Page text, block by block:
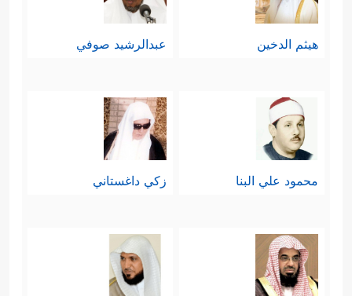
هيثم الدخين عبدالرشيد صوفي
محمود علي البنا زكي داغستاني